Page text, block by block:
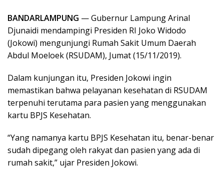
BANDARLAMPUNG — Gubernur Lampung Arinal
Djunaidi mendampingi Presiden RI Joko Widodo
(Jokowi) mengunjungi Rumah Sakit Umum Daerah
Abdul Moeloek (RSUDAM), Jumat (15/11/2019).
Dalam kunjungan itu, Presiden Jokowi ingin
memastikan bahwa pelayanan kesehatan di RSUDAM
terpenuhi terutama para pasien yang menggunakan
kartu BPJS Kesehatan.
“Yang namanya kartu BPJS Kesehatan itu, benar-benar
sudah dipegang oleh rakyat dan pasien yang ada di
rumah sakit,” ujar Presiden Jokowi.